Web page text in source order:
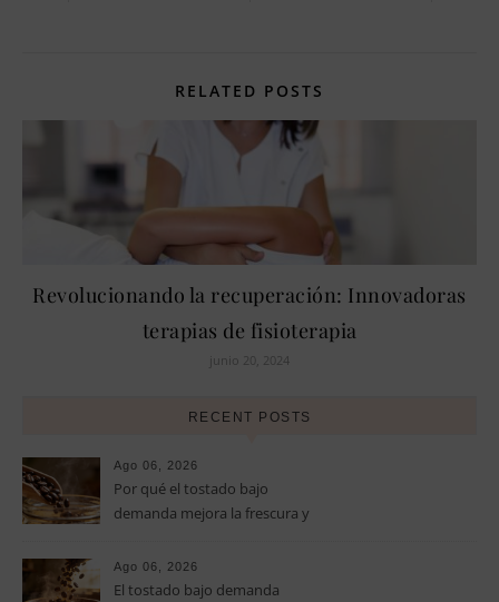
RELATED POSTS
Revolucionando la recuperación: Innovadoras
terapias de fisioterapia
junio 20, 2024
RECENT POSTS
Ago 06, 2026
Por qué el tostado bajo
demanda mejora la frescura y
especialidad
Ago 06, 2026
El tostado bajo demanda